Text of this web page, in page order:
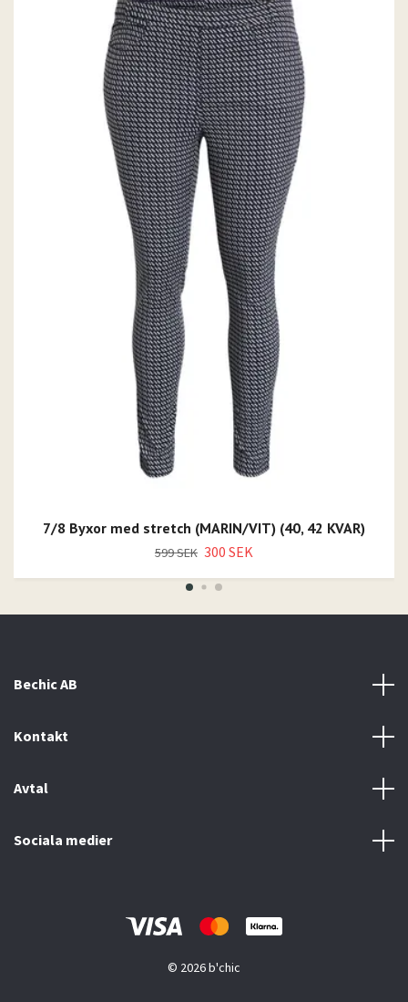
7/8 Byxor med stretch (MARIN/VIT) (40, 42 KVAR)
599 SEK 300 SEK
Bechic AB
Kontakt
Avtal
Sociala medier
© 2026 b'chic